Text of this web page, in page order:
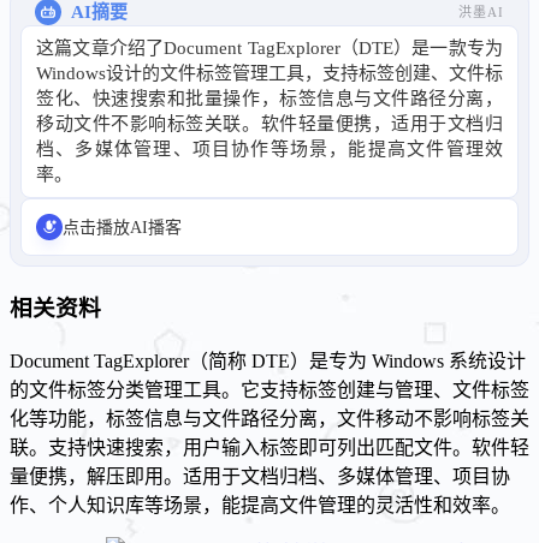
AI摘要 洪墨AI
这篇文章介绍了Document TagExplorer（DTE）是一款专为
Windows设计的文件标签管理工具，支持标签创建、文件标
签化、快速搜索和批量操作，标签信息与文件路径分离，
移动文件不影响标签关联。软件轻量便携，适用于文档归
档、多媒体管理、项目协作等场景，能提高文件管理效
率。
点击播放AI播客
相关资料
Document TagExplorer（简称 DTE）是专为 Windows 系统设计
的文件标签分类管理工具。它支持标签创建与管理、文件标签
化等功能，标签信息与文件路径分离，文件移动不影响标签关
联。支持快速搜索，用户输入标签即可列出匹配文件。软件轻
量便携，解压即用。适用于文档归档、多媒体管理、项目协
作、个人知识库等场景，能提高文件管理的灵活性和效率。